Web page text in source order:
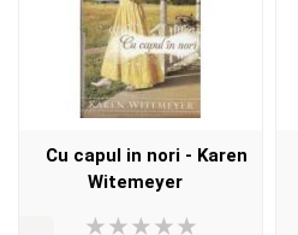
Cu capul in nori - Karen
Witemeyer